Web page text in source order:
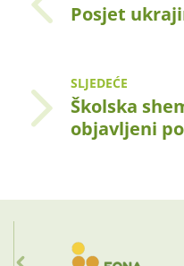
Posjet
SLJEDEĆE
Školska
objavljeni